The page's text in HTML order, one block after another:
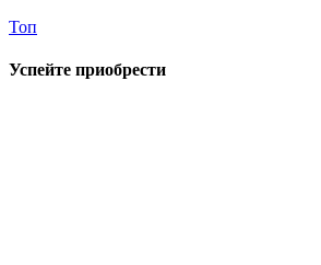
Топ
Успейте приобрести